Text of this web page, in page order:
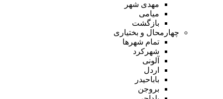
مهدی شهر
میامی
بازگشت
چهارمحال و بختیاری
تمام شهر‌ها
شهرکرد
آلونی
اردل
باباحیدر
بروجن